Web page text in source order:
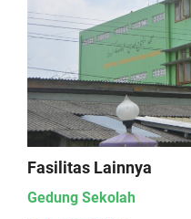
Fasilitas Lainnya
Gedung Sekolah